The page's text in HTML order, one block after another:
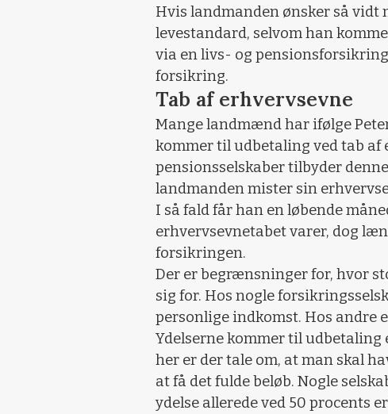
Hvis landmanden ønsker så
levestandard, selvom han
via en livs- og
forsikring.
Tab af erhvervsevne
Mange landmænd har ifølge
kommer til udbetaling ved tab af
pensionsselskaber tilbyder
landmanden mister sin
I så fald får han en løbende
erhvervsevnetabet varer, dog
forsikringen.
Der er begrænsninger for, hvor
sig for. Hos nogle
personlige indkomst. Hos andre
Ydelserne kommer til udbetaling
her er der tale om, at man skal
at få det fulde beløb. Nogle
ydelse allerede ved 50 procents